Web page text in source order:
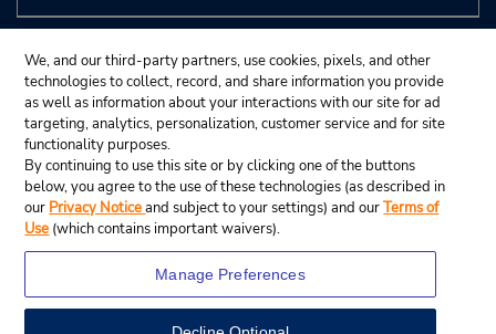
We, and our third-party partners, use cookies, pixels, and other
technologies to collect, record, and share information you provide
as well as information about your interactions with our site for ad
targeting, analytics, personalization, customer service and for site
functionality purposes.
By continuing to use this site or by clicking one of the buttons
below, you agree to the use of these technologies (as described in
our Privacy Noticeand subject to your settings) and ourTerms of
Use (which contains important waivers).
Manage Preferences